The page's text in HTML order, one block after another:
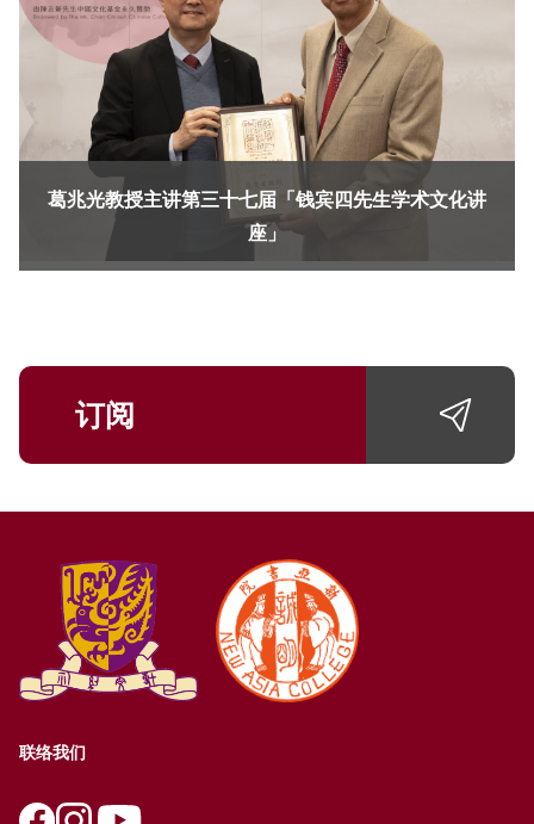
葛兆光教授主讲第三十七届「钱宾四先生学术文化讲
座」
订阅
联络我们